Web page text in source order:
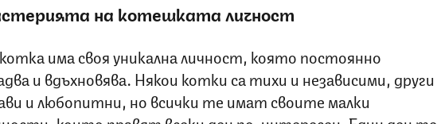
на котешката личност
има своя уникална личност, която постоянно
и вдъхновява. Някои котки са тихи и независими, други
и любопитни, но всички те имат своите малки